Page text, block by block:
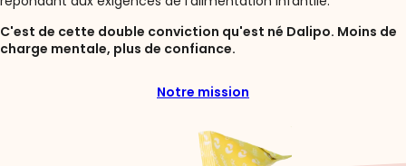
C'est de cette double conviction qu'est né Dalipo. Moins de
charge mentale, plus de confiance.
Notre mission